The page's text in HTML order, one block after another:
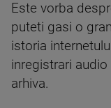
Este vorba
puteti gasi o
istoria
inregistrari
arhiva.